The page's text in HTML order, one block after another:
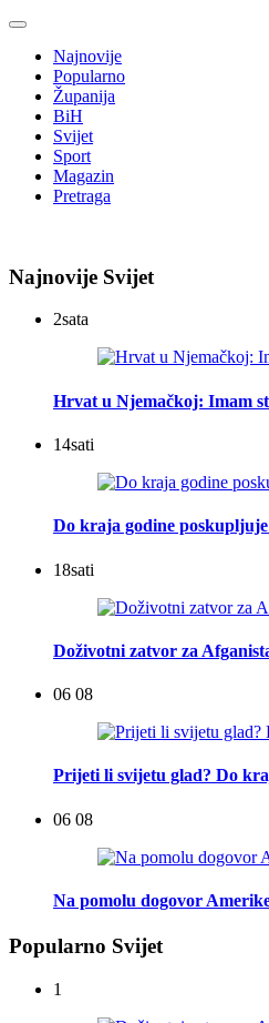
Najnovije
Popularno
Županija
BiH
Svijet
Sport
Magazin
Pretraga
Najnovije Svijet
2sata
Hrvat u Njemačkoj: Imam
14sati
Do kraja godine
18sati
Doživotni zatvor za
06 08
Prijeti li svijetu glad? Do
06 08
Na pomolu dogovor
Popularno Svijet
1